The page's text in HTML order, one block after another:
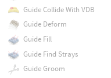
Guide Collide With VDB
Guide Deform
Guide Fill
Guide Find Strays
Guide Groom